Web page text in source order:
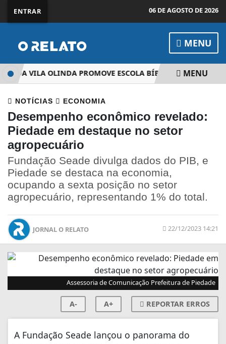
ENTRAR 06 DE AGOSTO DE 2026
MENU
DA VILA OLINDA PROMOVE ESCOLA BÍBLICA DE FÉRIAS
MENU
NOTÍCIAS ECONOMIA
Desempenho econômico revelado:
Piedade em destaque no setor
agropecuário
Fundação Seade divulga dados do PIB, e
Piedade se destaca na economia,
ocupando a sexta posição no setor
agropecuário, representando 1% do total.
JORNAL O RELATO 22/12/2023 14:21
Assessoria de Comunicação Prefeitura de Piedade
A- A+ REPORTAR ERROS
A Fundação Seade lançou o panorama do